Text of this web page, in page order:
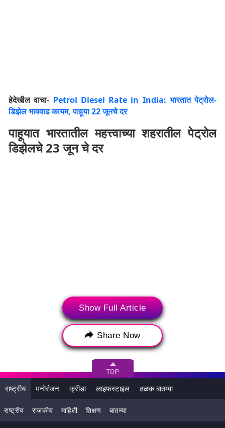
हेदेखील वाचा- Petrol Diesel Rate in India: भारतात पेट्रोल-
डिझेल भाववाढ कायम, पाहूया 22 जूनचे दर
पाहूयात भारतातील महत्त्वाच्या शहरातील पेट्रोल
डिझेलचे 23 जून चे दर
पेट्रोल दर
डिझेल दर
रु. 86.54
रु. 86.36
रु. 79.76
रु. 79.40
चेन्नई
रु. 83.04
रु. 82.87
कोलकाता
रु. 81.45 रु. 81.27
लॉकडाऊनमुळे तब्बल 82 दिवसांचा ब्रेक लागला होता. त्यामुळे झालेले
Show Full Article
Share Now
राष्ट्रीय मनोरंजन क्रीडा लाइफस्टाइल ठळक बातम्या
राष्ट्रीय राजकीय माहिती शिक्षण बातम्या